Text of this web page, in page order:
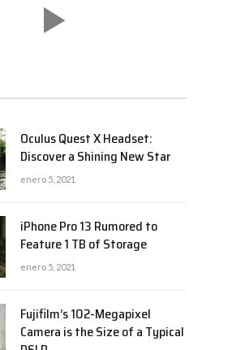
Oculus Quest X Headset:
Discover a Shining New Star
enero 5, 2021
iPhone Pro 13 Rumored to
Feature 1 TB of Storage
enero 5, 2021
Fujifilm’s 102-Megapixel
Camera is the Size of a Typical